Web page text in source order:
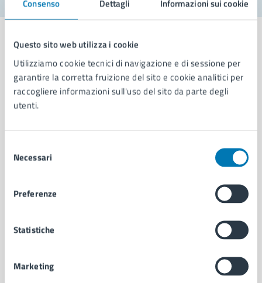
Consenso Dettagli Informazioni sui cookie
Questo sito web utilizza i cookie
Utilizziamo cookie tecnici di navigazione e di sessione per
garantire la corretta fruizione del sito e cookie analitici per
raccogliere informazioni sull'uso del sito da parte degli
utenti.
delNecessari
Preferenze
Statistiche
Marketing
Comune di Napoli
Municipalità
Enti e fondazioni
Documenti e dati